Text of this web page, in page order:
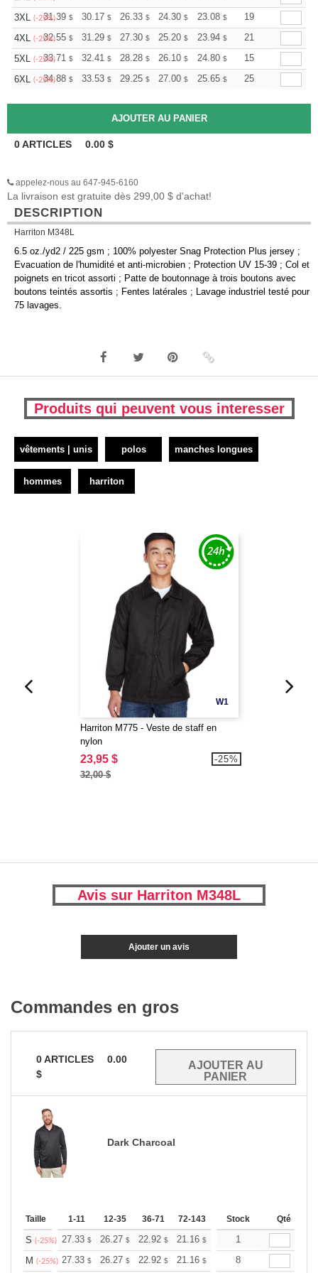
3XL (-25%)31.39 $ 30.17 $ 26.33 $ 24.30 $ 23.08 $ 22.68
19
4XL (-25%)32.55 $ 31.29 $ 27.30 $ 25.20 $ 23.94 $ 23.52
21
5XL (-25%)33.71 $ 32.41 $ 28.28 $ 26.10 $ 24.80 $ 24.36
15
6XL (-25%)34.88 $ 33.53 $ 29.25 $ 27.00 $ 25.65 $ 25.20
25
0ARTICLES 0.00 $
appelez-nous au 647-945-6160
La livraison est gratuite dès 299,00 $ d'achat!
DESCRIPTION
Harriton M348L
6.5 oz./yd2 / 225 gsm ; 100% polyester Snag Protection Plus jersey ;
Evacuation de l'humidité et anti-microbien ; Protection UV 15-39 ; Col et
poignets en tricot assorti ; Patte de boutonnage à trois boutons avec
boutons teintés assortis ; Fentes latérales ; Lavage industriel testé pour
75 lavages.
Produits qui peuvent vous interesser
vêtements | unis polos manches longues
hommes harriton
W1
Harriton M775 - Veste de staff en
nylon
23,95 $
32,00 $
-25%
Avis sur Harriton M348L
Ajouter un avis
Commandes en gros
0ARTICLES
0.00
$
Dark Charcoal
Taille 1-11 12-35 36-71 72-143 144-287 288 +
Stock Qté
S (-25%) 27.33 $ 26.27 $ 22.92 $ 21.16 $ 20.10
1
M (-25%) 27.33 $ 26.27 $ 22.92 $ 21.16 $ 20.10
8